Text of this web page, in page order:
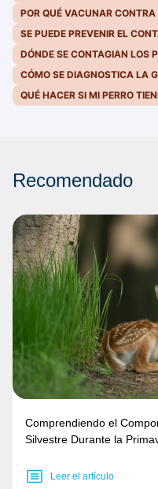
POR QUÉ VACUNAR
SE PUEDE PREVENIR EL
DÓNDE SE CONTAGIAN LOS
CÓMO SE DIAGNOSTICA LA
QUÉ HACER SI MI PERRO
Recomendado
Comprendiendo el
Silvestre Durante la
Leer el artículo